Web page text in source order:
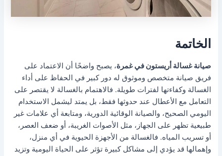
الخاتمة
صيانة غسالة أريستون في غمرة، يصبح واضحًا أن الاعتماد على
فريق صيانة متخصص وموثوق له دور كبير في الحفاظ على أداء
الغسالة وكفاءتها لفترات طويلة. فالاهتمام بالغسالة لا يقتصر على
التعامل مع الأعطال عند حدوثها فقط، بل يمتد ليشمل الاستخدام
اليومي الصحيح، والصيانة الوقائية الدورية، ومتابعة أي علامات غير
طبيعية تظهر على الجهاز، مثل الأصوات الغريبة، أو ضعف العصر،
أو تسريب المياه. فالغسالة من الأجهزة الحيوية في أي منزل،
وإهمالها قد يؤدي إلى مشاكل كبيرة تؤثر على الحياة اليومية وتزيد